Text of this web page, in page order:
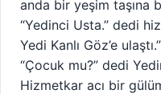
anda bir yeşim taşına
“Yedinci Usta.” dedi
Yedi Kanlı Göz’e ulaştı.”
“Çocuk mu?” dedi
Hizmetkar acı bir